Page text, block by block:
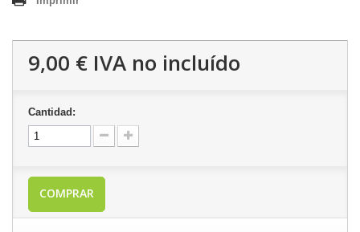
9,00 € IVA no incluído
Cantidad:
COMPRAR